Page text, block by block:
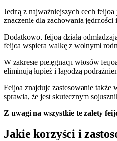
Jedną z najważniejszych cech
znaczenie dla zachowania
Dodatkowo, feijoa działa
feijoa wspiera walkę z wolnymi
W zakresie pielęgnacji włosów
eliminują łupież i łagodzą
Feijoa znajduje zastosowanie także
sprawia, że jest skutecznym
Z uwagi na wszystkie te zalety
Jakie korzyści i